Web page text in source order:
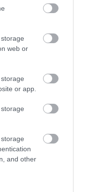
web or
or app.
and other
desszertjeikről,
már ismeri őket, és
először
Émile
be
így hat a